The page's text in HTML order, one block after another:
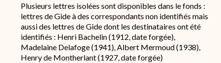
Description
succincte
fond
/
historique
de
Plusieurs lettres isolées sont disponibles dans le fonds :
lettres de Gide à des correspondants non identifiés mais
aussi des lettres de Gide dont les destinataires ont été
identifiés : Henri Bachelin (1912, date forgée),
Madelaine Delafoge (1941), Albert Mermoud (1938),
Henry de Montherlant (1927, date forgée)